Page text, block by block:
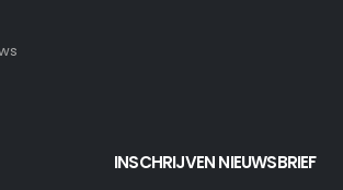
INSCHRIJVEN NIEUWSBRIEF